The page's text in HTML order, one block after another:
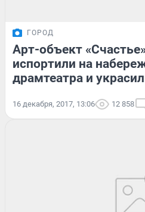
ГОРОД
Арт-объект
испортили на
драмтеатра и
16 декабря, 2017, 13:06 12 858